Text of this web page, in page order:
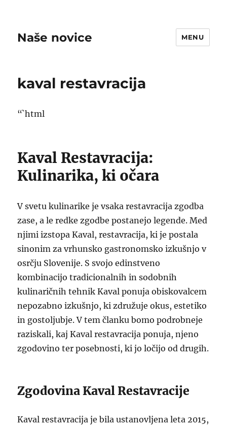
Naše novice MENU
kaval restavracija
“`html
Kaval Restavracija:
Kulinarika, ki očara
V svetu kulinarike je vsaka restavracija zgodba
zase, a le redke zgodbe postanejo legende. Med
njimi izstopa Kaval, restavracija, ki je postala
sinonim za vrhunsko gastronomsko izkušnjo v
osrčju Slovenije. S svojo edinstveno
kombinacijo tradicionalnih in sodobnih
kulinaričnih tehnik Kaval ponuja obiskovalcem
nepozabno izkušnjo, ki združuje okus, estetiko
in gostoljubje. V tem članku bomo podrobneje
raziskali, kaj Kaval restavracija ponuja, njeno
zgodovino ter posebnosti, ki jo ločijo od drugih.
Zgodovina Kaval Restavracije
Kaval restavracija je bila ustanovljena leta 2015,